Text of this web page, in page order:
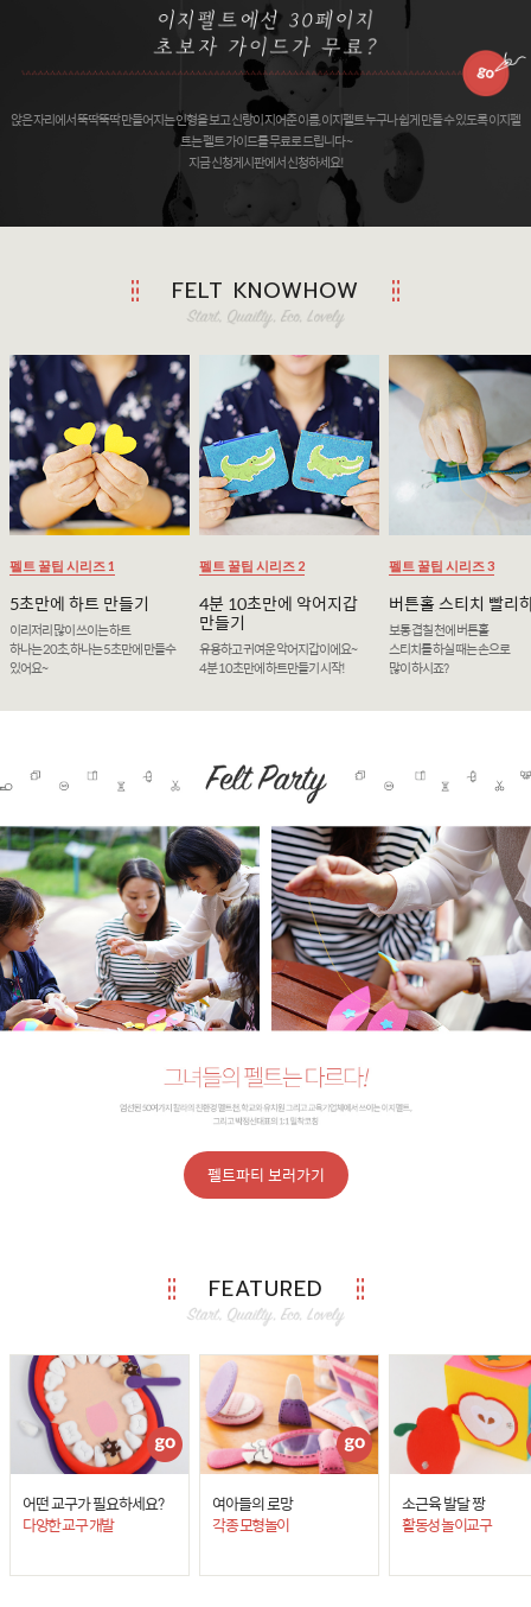
앉은 자리에서 뚝딱뚝딱 만들어지는 인형을 보고 신랑이 지어준 이름, 이지펠트 누구나 쉽게 만들 수 있도록 이지펠
트는 펠트 가이드를 무료로 드립니다 ~
지금 신청게시판에서 신청하세요!
FELT KNOWHOW
펠트 꿀팁 시리즈 1
5초만에 하트 만들기
이리저리 많이 쓰이는 하트
하나는 20초, 하나는 5초만에 만들수
있어요~
펠트 꿀팁 시리즈 2
4분 10초만에 악어지갑
만들기
유용하고 귀여운 악어지갑이에요~
4분 10초만에 하트만들기 시작!
펠트 꿀팁 시리즈 3
버튼홀 스티치 빨리
보통 겹칠 천에 버튼홀
스티치를 하실 때는 손으로
많이 하시죠?
펠트파티 보러가기
FEATURED
어떤 교구가 필요하세요?
다양한 교구 개발
여아들의 로망
각종 모형놀이
소근육 발달 짱
활동성 놀이교구